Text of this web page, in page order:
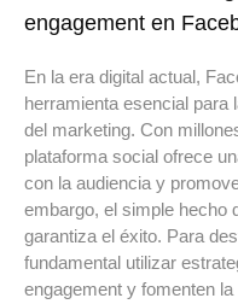
engagement en
En la era digital actual,
herramienta esencial
del marketing. Con
plataforma social ofrece
con la audiencia y
embargo, el simple hecho
garantiza el éxito. Para
fundamental utilizar
engagement y fomenten